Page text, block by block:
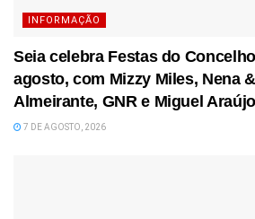
INFORMAÇÃO
Seia celebra Festas do
agosto, com Mizzy Miles, Nena
Almeirante, GNR e Miguel Araújo
7 DE AGOSTO, 2026